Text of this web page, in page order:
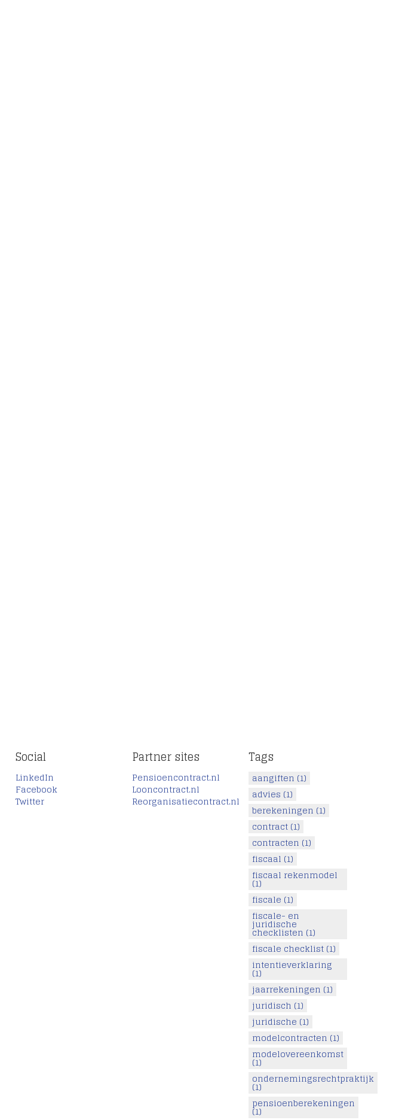
Social
LinkedIn
Facebook
Twitter
Partner sites
Pensioencontract.nl
Looncontract.nl
Reorganisatiecontract.nl
Tags
aangiften (1)
advies (1)
berekeningen (1)
contract (1)
contracten (1)
fiscaal (1)
fiscaal rekenmodel
(1)
fiscale (1)
fiscale- en
juridische
checklisten (1)
fiscale checklist (1)
intentieverklaring
(1)
jaarrekeningen (1)
juridisch (1)
juridische (1)
modelcontracten (1)
modelovereenkomst
(1)
ondernemingsrechtpraktijk
(1)
pensioenberekeningen
(1)